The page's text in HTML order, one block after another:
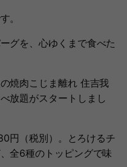
。
グを、心ゆくまで食べた
焼肉こじま離れ 住吉我
放題がスタートしまし
円（税別）。とろけるチ
全6種のトッピングで味